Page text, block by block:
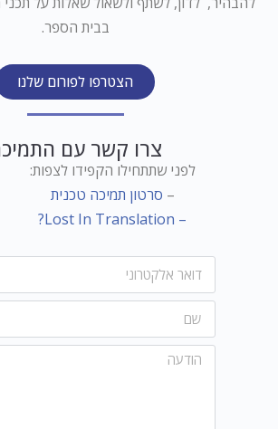
בבית הספר.
הצטרפו לפורום שלנו
צרו קשר עם
לפני שתתחילו הקפידו לצפות:
– סרטון תמיכה טכנית
– Lost In Translation?